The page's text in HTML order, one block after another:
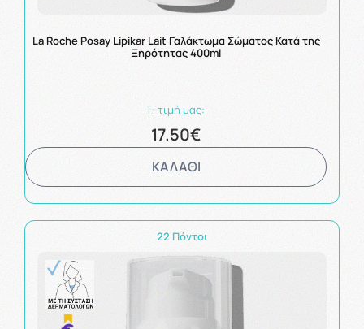
La Roche Posay Lipikar Lait Γαλάκτωμα Σώματος Κατά της
Ξηρότητας 400ml
Η τιμή μας:
17.50€
ΚΑΛΑΘΙ
22 Πόντοι